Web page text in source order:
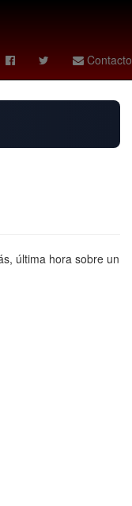
Contacto
HBO
última hora sobre un